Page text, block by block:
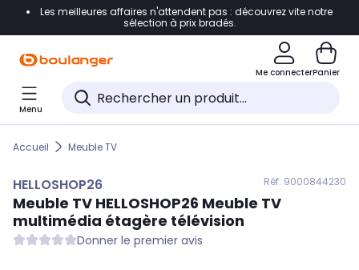
Accéder directement à la navigation
Accéder directement au pied de page
Accéder directement au chatbot
Les meilleures affaires n'attendent pas : découvrez vite notre
sélection à prix bradés.
Me connecterPanier
Menu
Accueil Meuble TV
HELLOSHOP26 Réf. 9000844230
Meuble TV HELLOSHOP26 Meuble TV
multimédia étagère télévision
Donner le premier avis